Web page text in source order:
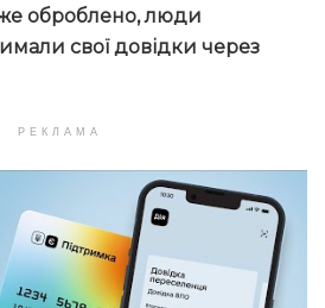
оброблено, люди
свої довідки через
РЕКЛАМА